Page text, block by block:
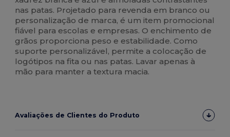
nas patas. Projetado para revenda em branco ou
personalização de marca, é um item promocional
fiável para escolas e empresas. O enchimento de
grãos proporciona peso e estabilidade. Como
suporte personalizável, permite a colocação de
logótipos na fita ou nas patas. Lavar apenas à
mão para manter a textura macia.
Avaliações de Clientes do Produto